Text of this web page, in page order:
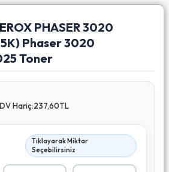
PHASER 3020
Phaser 3020
Toner
Hariç:237,60TL
Tıklayarak Miktar
Seçebilirsiniz